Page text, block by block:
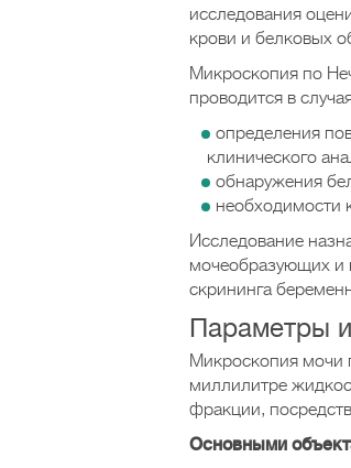
исследования
крови и белковых
Микроскопия по
проводится в
определения
клинического
обнаружения
необходимости
Исследование
мочеобразующих и
скрининга
Параметры
Микроскопия мочи
миллилитре
фракции,
Основными